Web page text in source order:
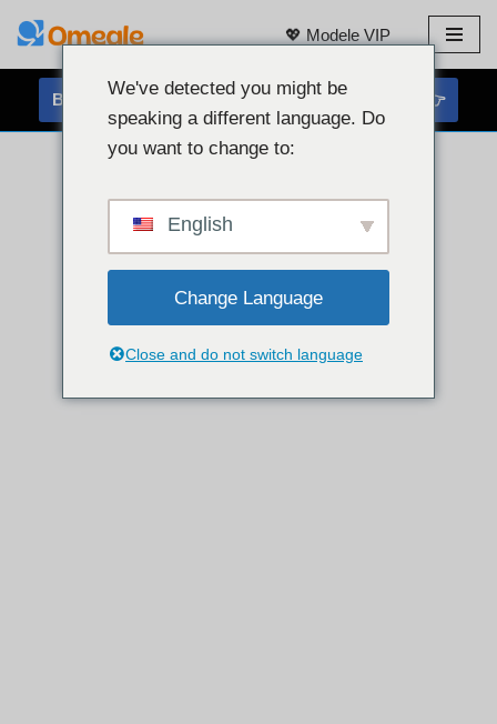
💖 Modele VIP
BEZPŁATNY CZAT Z KAMERĄ INTERNETOWĄ 👉
We've detected you might be
speaking a different language. Do
you want to change to:
English
Change Language
Close and do not switch language